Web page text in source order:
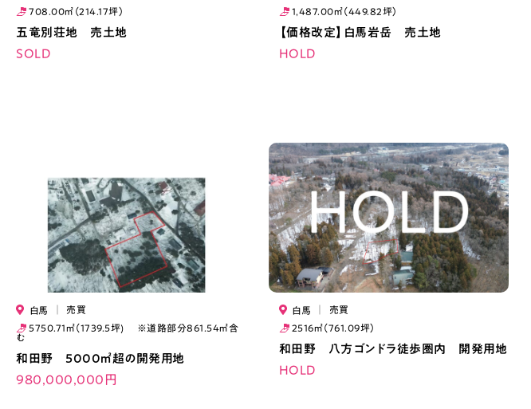
708.00㎡（214.17坪）
五竜別荘地 売土地
SOLD
1,487.00㎡（449.82坪）
【価格改定】白馬岩岳 売土地
HOLD
白馬
売買
5750.71㎡（1739.5坪) ※道路部分861.54㎡含
む
和田野 5000㎡超の開発用地
980,000,000円
白馬
売買
2516㎡（761.09坪）
和田野 八方ゴンドラ徒歩圏内 開発用地
HOLD